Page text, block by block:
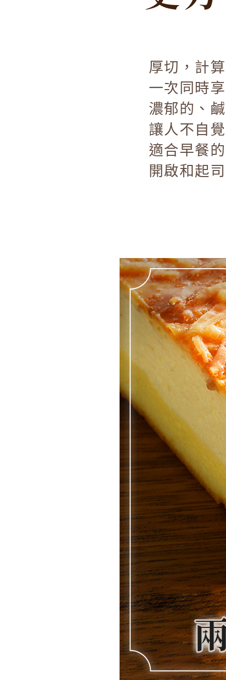
厚切，計
一次同時
濃郁的、
讓人不自
適合早餐
開啟和起